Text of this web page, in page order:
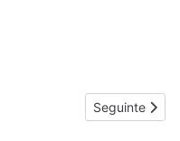
Artigo
Seguinte